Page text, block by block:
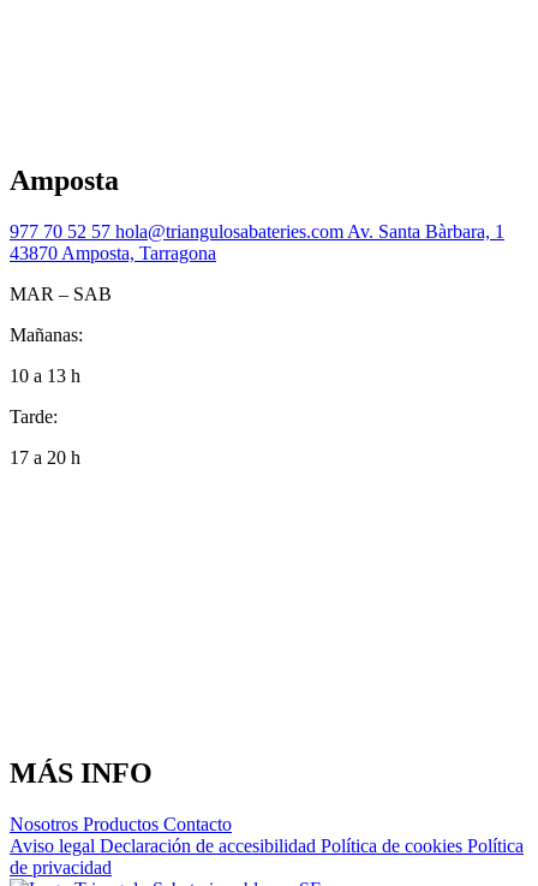
Amposta
977 70 52 57 hola@triangulosabateries.com Av. Santa Bàrbara, 1
43870 Amposta, Tarragona
MAR – SAB
Mañanas:
10 a 13 h
Tarde:
17 a 20 h
MÁS INFO
Nosotros Productos Contacto
Aviso legal Declaración de accesibilidad Política de cookies Política
de privacidad